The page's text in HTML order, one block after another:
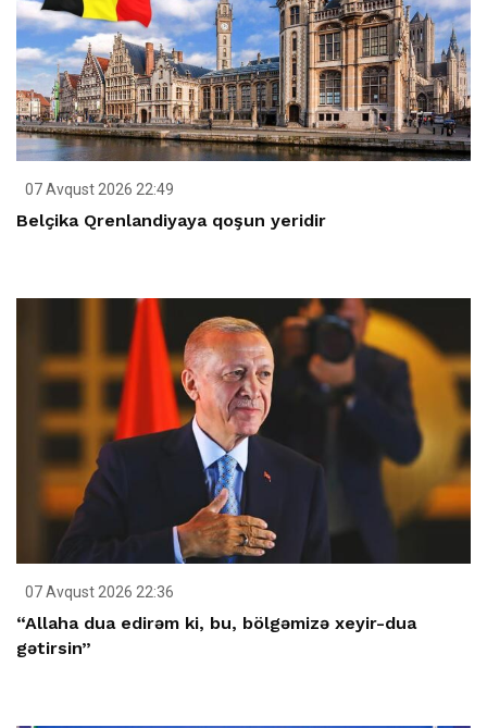
07 Avqust 2026 22:49
Belçika Qrenlandiyaya qoşun yeridir
07 Avqust 2026 22:36
“Allaha dua edirəm ki, bu, bölgəmizə xeyir-dua
gətirsin”